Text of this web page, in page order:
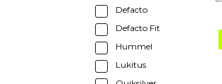
Defacto
Defacto Fit
Hummel
Lukitus